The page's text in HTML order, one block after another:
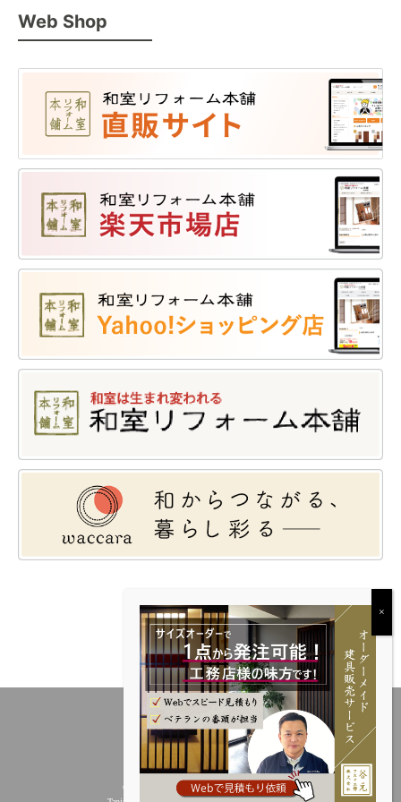
Web Shop
Copyright © 谷元フスマ工飾株式会社／